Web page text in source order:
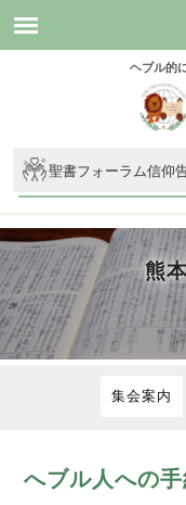
ヘブル的
聖書フォーラム信仰
熊
集会案内
へブル人への